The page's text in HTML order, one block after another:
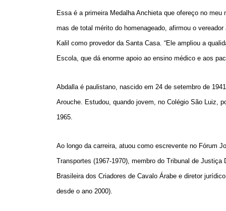
Essa é a primeira Medalha Anchieta que ofereço no
mas de total mérito do homenageado, afirmou o
Kalil como provedor da Santa Casa. “Ele ampliou a
Escola, que dá enorme apoio ao ensino médico e aos
Abdalla é paulistano, nascido em 24 de setembro de
Arouche. Estudou, quando jovem, no Colégio São Luiz,
1965.
Ao longo da carreira, atuou como escrevente no Fórum
Transportes (1967-1970), membro do Tribunal de
Brasileira dos Criadores de Cavalo Árabe e diretor
desde o ano 2000).